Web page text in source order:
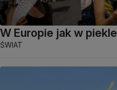
W Europie jak w piekle
ŚWIAT